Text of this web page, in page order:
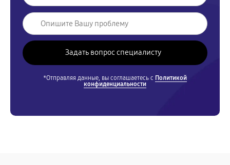
*Отправляя данные, вы соглашаетесь с Политикой
конфиденциальности